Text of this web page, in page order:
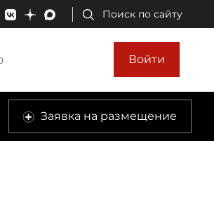
Поиск по сайту
Войти
Заявка на размещение